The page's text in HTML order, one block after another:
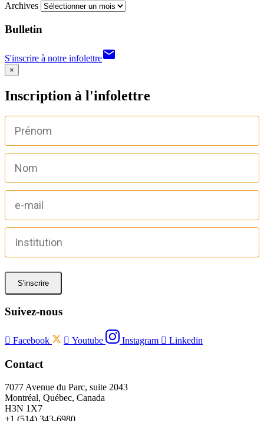
Archives
Bulletin
S'inscrire à notre infolettreemail
×
Inscription à l'infolettre
S'inscrire
Suivez-nous
 Facebook  Youtube Instagram  Linkedin
Contact
7077 Avenue du Parc, suite 2043
Montréal, Québec, Canada
H3N 1X7
+1 (514) 343-6980